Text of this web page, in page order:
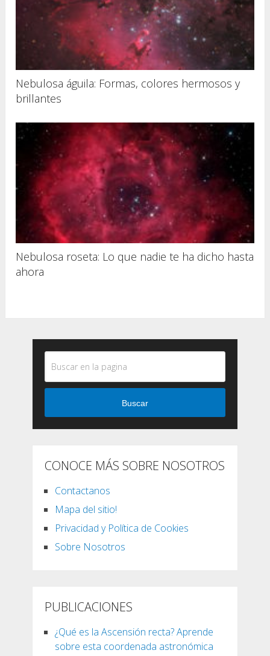
Nebulosa águila: Formas, colores hermosos y
brillantes
Nebulosa roseta: Lo que nadie te ha dicho hasta
ahora
Buscar
CONOCE MÁS SOBRE NOSOTROS
Contactanos
Mapa del sitio!
Privacidad y Política de Cookies
Sobre Nosotros
PUBLICACIONES
¿Qué es la Ascensión recta? Aprende
sobre esta coordenada astronómica